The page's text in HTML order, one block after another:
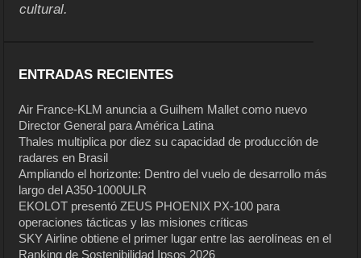
cultural.
ENTRADAS RECIENTES
Air France-KLM anuncia a Guilhem Mallet como nuevo
Director General para América Latina
Thales multiplica por diez su capacidad de producción de
radares en Brasil
Ampliando el horizonte: Dentro del vuelo de desarrollo más
largo del A350-1000ULR
EKOLOT presentó ZEUS PHOENIX PX-100 para
operaciones tácticas y las misiones críticas
SKY Airline obtiene el primer lugar entre las aerolíneas en el
Ranking de Sostenibilidad Ipsos 2026